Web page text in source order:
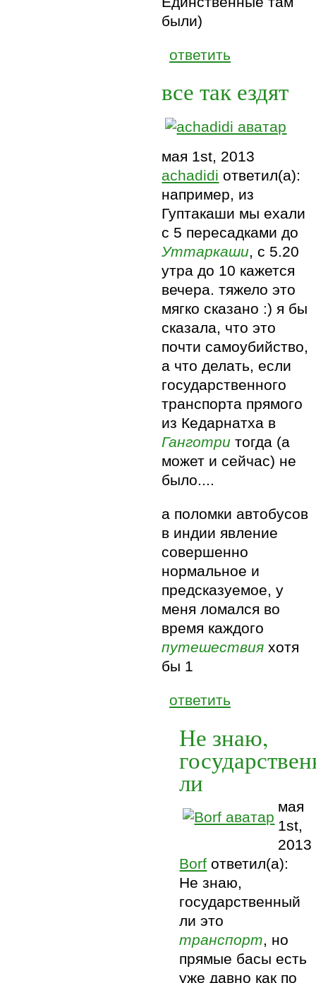
были)
ответить
все так ездят
мая 1st, 2013
achadidi ответил(а):
например, из
Гуптакаши мы ехали
с 5 пересадками до
Уттаркаши, с 5.20
утра до 10 кажется
вечера. тяжело это
мягко сказано :) я бы
сказала, что это
почти самоубийство,
а что делать, если
государственного
транспорта прямого
из Кедарнатха в
Ганготри тогда (а
может и сейчас) не
было....
а поломки автобусов
в индии явление
совершенно
нормальное и
предсказуемое, у
меня ломался во
время каждого
путешествия хотя
бы 1
ответить
Не знаю,
ли
мая
1st,
2013
Borf ответил(а):
Не знаю,
государственный
ли это
транспорт, но
прямые басы есть
уже давно как по